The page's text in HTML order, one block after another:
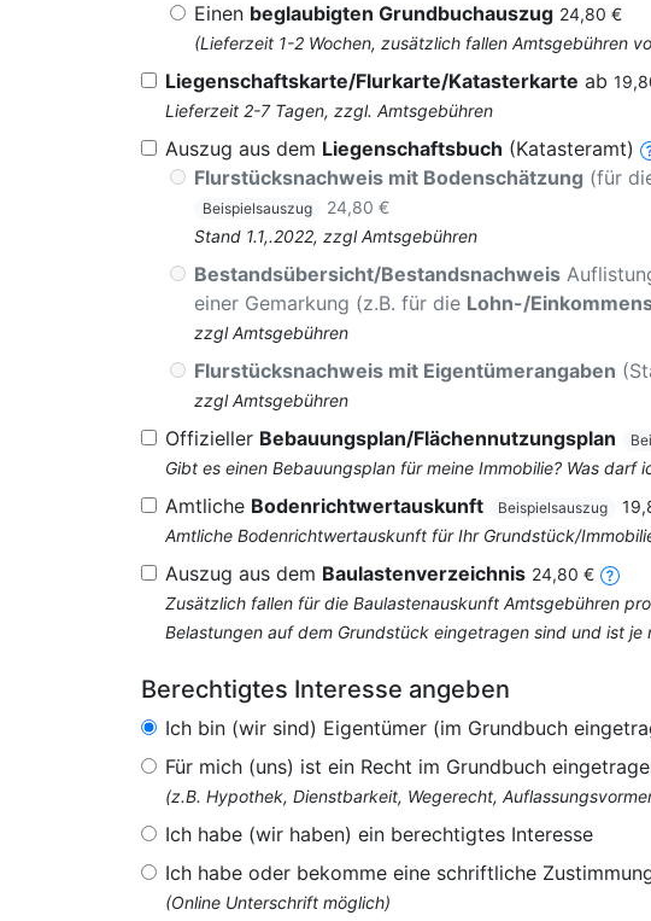
Einen beglaubigten Grundbuchauszug 24,80 €
(Lieferzeit 1-2 Wochen, zusätzlich fallen Amtsgebühren
Liegenschaftskarte/Flurkarte/Katasterkarte ab
Lieferzeit 2-7 Tagen, zzgl. Amtsgebühren
Auszug aus dem Liegenschaftsbuch (Katasteramt)
Flurstücksnachweis mit Bodenschätzung (für
Beispielsauszug
24,80 €
Stand 1.1,.2022, zzgl Amtsgebühren
Bestandsübersicht/Bestandsnachweis
einer Gemarkung (z.B. für die Lohn-/
zzgl Amtsgebühren
Flurstücksnachweis mit Eigentümerangaben
zzgl Amtsgebühren
Offizieller Bebauungsplan/Flächennutzungsplan
Gibt es einen Bebauungsplan für meine Immobilie? Was darf
Amtliche Bodenrichtwertauskunft Beispielsauszug
Amtliche Bodenrichtwertauskunft für Ihr Grundstück/
Auszug aus dem Baulastenverzeichnis 24,80 €
Zusätzlich fallen für die Baulastenauskunft Amtsgebühren
Belastungen auf dem Grundstück eingetragen sind und ist je
Berechtigtes Interesse angeben
Ich bin (wir sind) Eigentümer (im Grundbuch
Für mich (uns) ist ein Recht im Grundbuch
(z.B. Hypothek, Dienstbarkeit, Wegerecht,
Ich habe (wir haben) ein berechtigtes Interesse
Ich habe oder bekomme eine schriftliche
(Online Unterschrift möglich)